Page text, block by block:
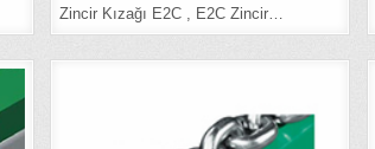
Zincir Kızağı E2C , E2C Zincir…